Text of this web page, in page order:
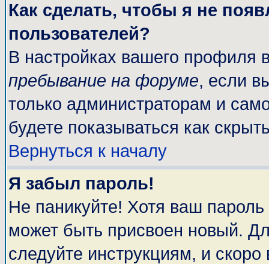
Как сделать, чтобы я не
пользователей?
В настройках вашего профиля
пребывание на форуме, если
только администраторам и
будете показываться как
Вернуться к началу
Я забыл пароль!
Не паникуйте! Хотя ваш
может быть присвоен новый.
следуйте инструкциям, и